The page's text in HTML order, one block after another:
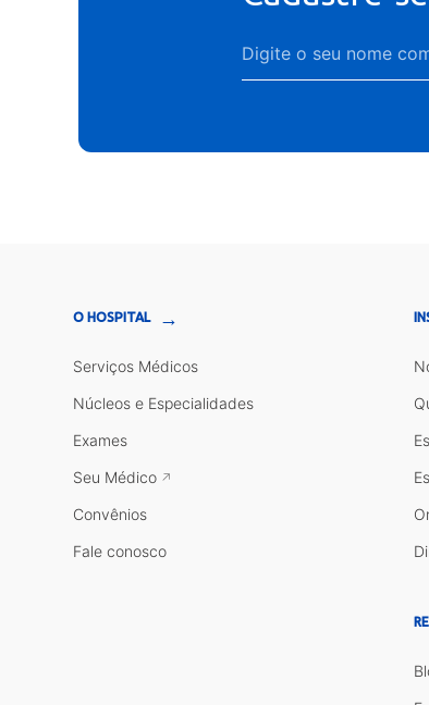
O HOSPITAL →
Serviços Médicos
Núcleos e Especialidades
Exames
Seu Médico
Convênios
Fale conosco